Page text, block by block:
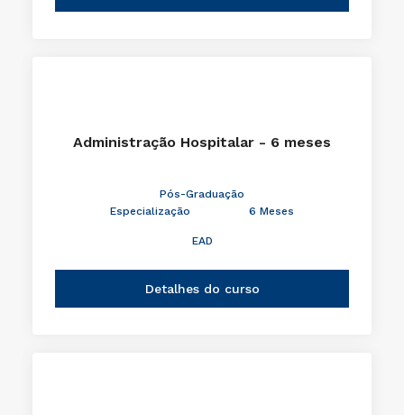
Administração Hospitalar - 6 meses
Pós-Graduação
Especialização
6 Meses
EAD
Detalhes do curso